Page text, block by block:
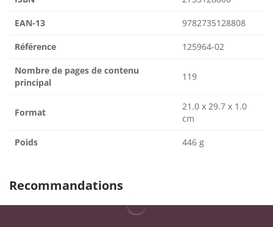
EAN-13 9782735128808
Référence 125964-02
Nombre de pages de contenu
principal
119
Format
21.0 x 29.7 x 1.0
cm
Poids 446 g
Recommandations